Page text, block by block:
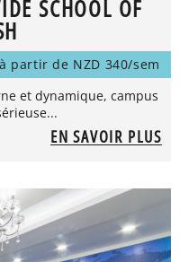
SCHOOL OF
partir de NZD 340/sem
et dynamique, campus
EN SAVOIR PLUS